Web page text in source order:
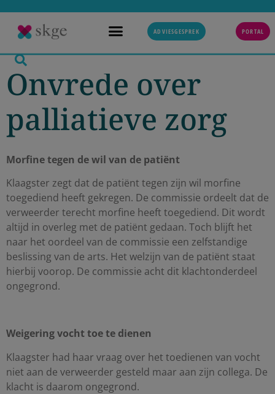
ADVIESGESPREK PORTAL
Onvrede over
palliatieve zorg
Morfine tegen de wil van de patiënt
Klaagster zegt dat de patiënt tegen zijn wil morfine
toegediend heeft gekregen. De commissie ordeelt dat de
verweerder terecht morfine heeft toegediend. Dit wordt
altijd in overleg met de patiënt gedaan. Toch blijft het
naar het oordeel van de commissie een zelfstandige
beslissing van de arts. Het welzijn van de patiënt staat
hierbij voorop. De commissie acht dit klachtonderdeel
ongegrond.
Weigering vocht toe te dienen
Klaagster had haar vraag over het toedienen van vocht
niet aan de verweerder gesteld maar aan zijn collega. De
klacht is daarom ongegrond.